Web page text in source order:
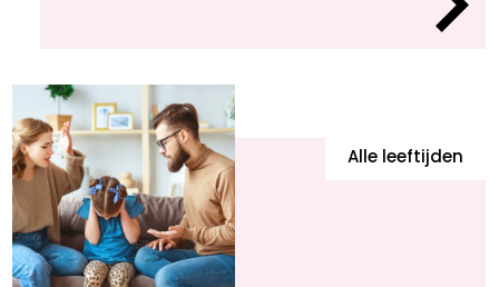
Alle leeftijden